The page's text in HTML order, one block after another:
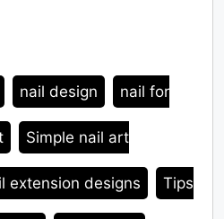
nail design nail for
Simple nail art
extension designs Tips